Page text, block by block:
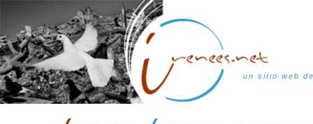
un sitio web